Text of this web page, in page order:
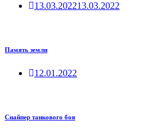
13.03.202213.03.2022
Память земли
12.01.2022
Снайпер танкового боя